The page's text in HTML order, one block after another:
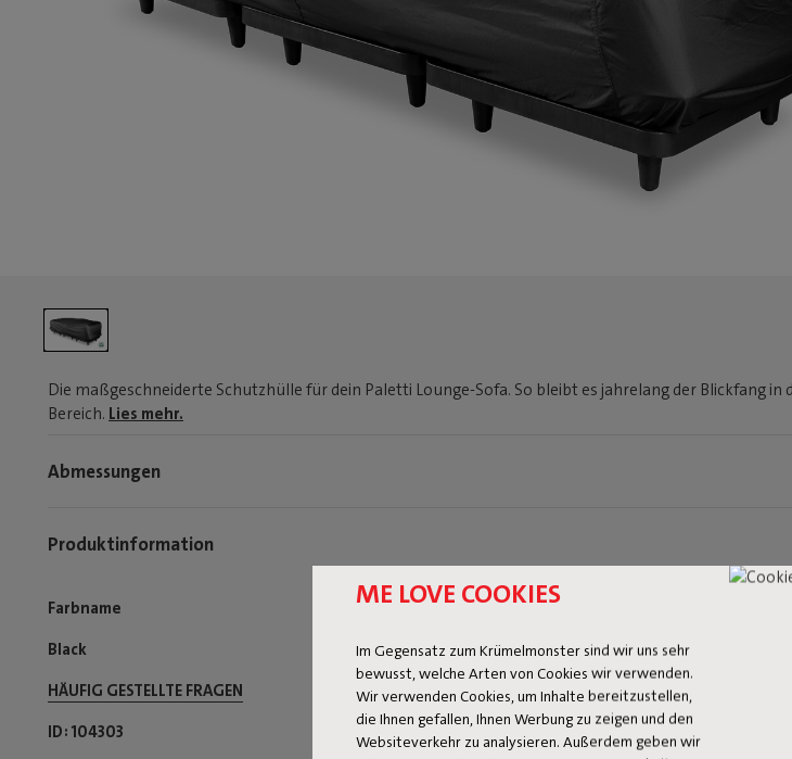
ME LOVE COOKIES
Im Gegensatz zum Krümelmonster sind wir uns sehr
bewusst, welche Arten von Cookies wir verwenden.
Wir verwenden Cookies, um Inhalte bereitzustellen,
die Ihnen gefallen, Ihnen Werbung zu zeigen und den
Websiteverkehr zu analysieren. Außerdem geben wir
Die maßgeschneiderte Schutzhülle für dein Paletti Lounge-Sofa. So bleibt es jahrelang der Blickfang in
Bereich. Lies mehr.
Abmessungen
Produktinformation
Farbname
Black
HÄUFIG GESTELLTE FRAGEN
ID 104303